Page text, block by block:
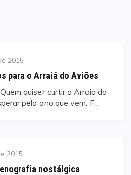
2015
para o Arraiá do Aviões
quiser curtir o Arraiá do
pelo ano que vem. F…
2015
nostálgica